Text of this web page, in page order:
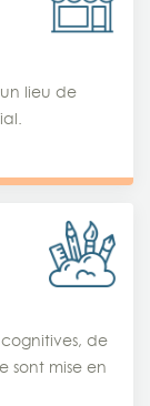
lieu de
de
sont mise en